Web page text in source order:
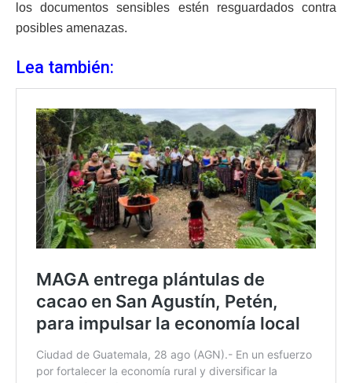
los documentos sensibles estén resguardados contra
posibles amenazas.
Lea también: